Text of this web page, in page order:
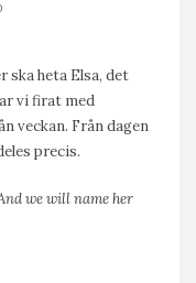
ska heta Elsa, det
vi firat med
veckan. Från dagen
precis.
we will name her